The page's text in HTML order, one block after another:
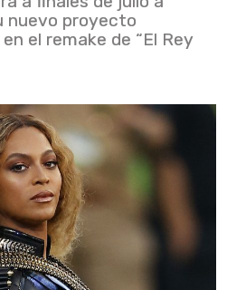
nuevo proyecto
el remake de “El Rey